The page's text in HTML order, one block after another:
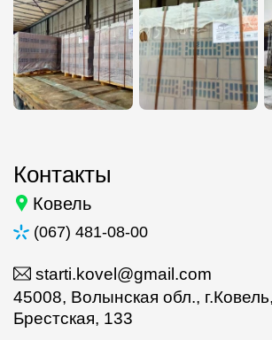
Контакты
Ковель
(067) 481-08-00
starti.kovel@gmail.com
45008, Волынская обл.,
Брестская, 133